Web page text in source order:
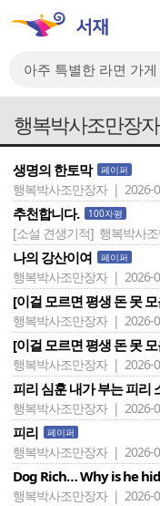
행복박사조만장
생명의 한토막 페이퍼
행복박사조만장자 | 2026-
추천합니다. 100자평
[소설 견생기적] 행복박사
나의 강산이여 페이퍼
행복박사조만장자 | 2026-
[이걸 모르면 평생 돈 못
행복박사조만장자 | 2026-
[이걸 모르면 평생 돈 못
행복박사조만장자 | 2026-
피리 심훈 내가 부는 피리
행복박사조만장자 | 2026-
피리 페이퍼
행복박사조만장자 | 2026-
Dog Rich… Why is he
행복박사조만장자 | 2026-